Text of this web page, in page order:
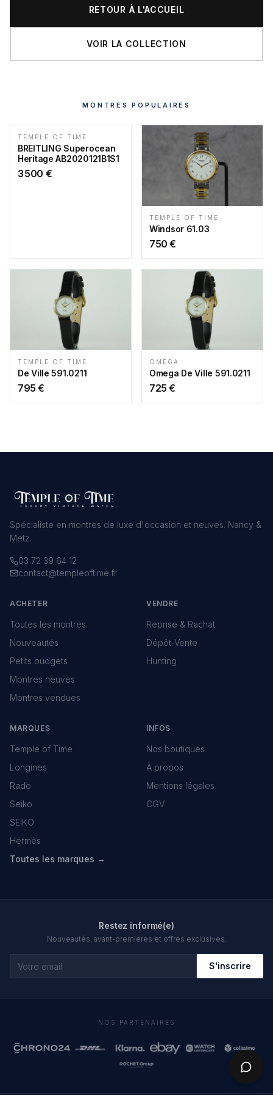
RETOUR À L'ACCUEIL
VOIR LA COLLECTION
MONTRES POPULAIRES
TEMPLE OF TIME
BREITLING Superocean
Heritage AB2020121B1S1
3 500 €
TEMPLE OF TIME
Windsor 61.03
750 €
TEMPLE OF TIME
De Ville 591.0211
795 €
OMEGA
Omega De Ville 591.0211
725 €
Spécialiste en montres de luxe d'occasion et neuves. Nancy &
Metz.
03 72 39 64 12
contact@templeoftime.fr
ACHETER
Toutes les montres
Nouveautés
Petits budgets
Montres neuves
Montres vendues
VENDRE
Reprise & Rachat
Dépôt-Vente
Hunting
MARQUES
Temple of Time
Longines
Rado
Seiko
SEIKO
Hermès
Toutes les marques →
INFOS
Nos boutiques
À propos
Mentions légales
CGV
Restez informé(e)
Nouveautés, avant-premières et offres exclusives.
S'inscrire
NOS PARTENAIRES